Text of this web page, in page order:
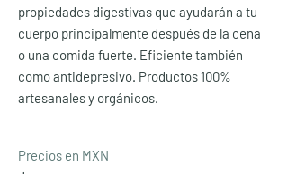
propiedades digestivas que ayudarán a tu
cuerpo principalmente después de la cena
o una comida fuerte. Eficiente también
como antidepresivo. Productos 100%
artesanales y orgánicos.
Precios en MXN